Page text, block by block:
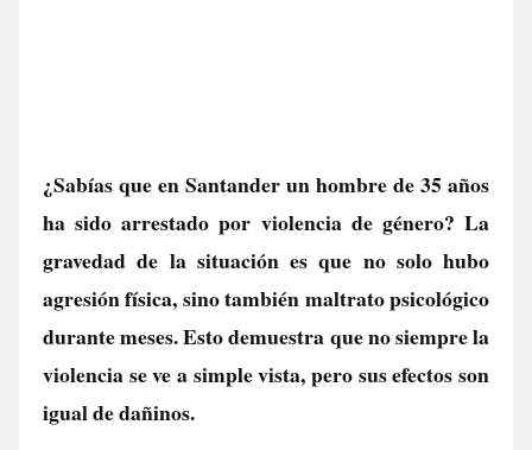
¿Sabías que en Santander un hombre de 35 años
ha sido arrestado por violencia de género? La
gravedad de la situación es que no solo hubo
agresión física, sino también maltrato psicológico
durante meses. Esto demuestra que no siempre la
violencia se ve a simple vista, pero sus efectos son
igual de dañinos.